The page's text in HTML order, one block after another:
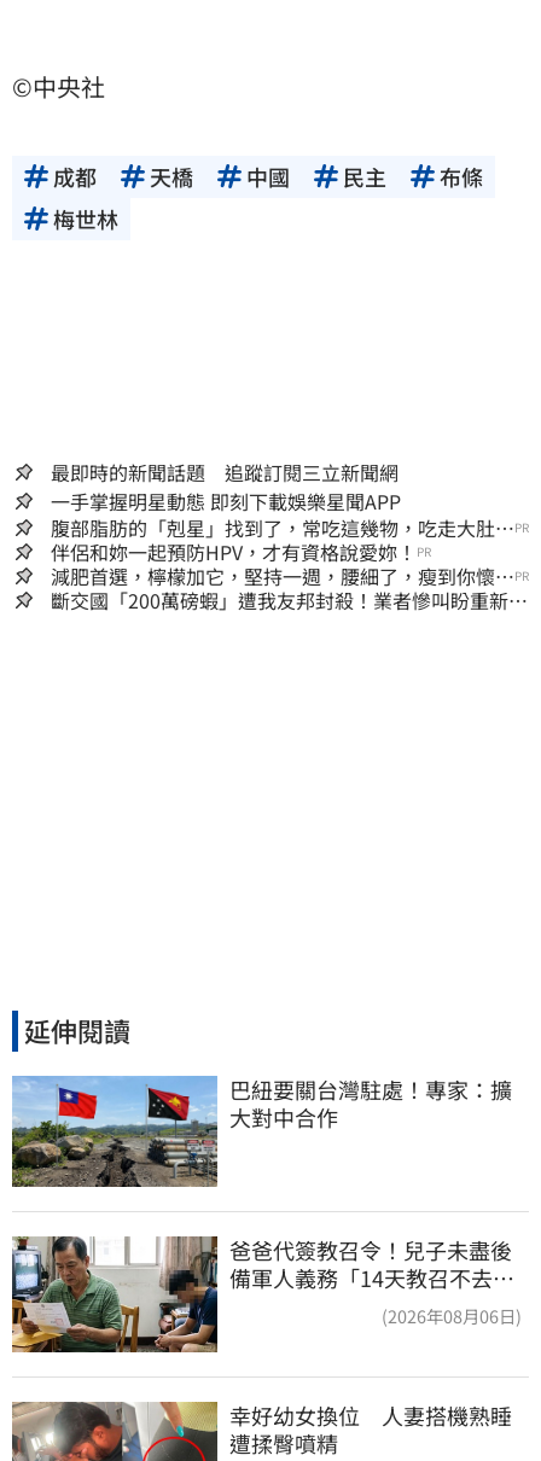
©中央社
成都 天橋 中國 民主
布條
梅世林
最即時的新聞話題 追蹤訂閱三立新聞網
一手掌握明星動態 即刻下載娛樂星聞APP
腹部脂肪的「剋星」找到了，常吃這幾物，吃走大肚
囊，瘦出小蠻腰
PR
伴侶和妳一起預防HPV，才有資格說愛妳！ PR
減肥首選，檸檬加它，堅持一週，腰細了，瘦到你懷疑
人生
PR
斷交國「200萬磅蝦」遭我友邦封殺！業者慘叫盼重新開
延伸閱讀
巴紐要關台灣駐處！專家：擴
大對中合作
爸爸代簽教召令！兒子未盡後
備軍人義務「14天教召不去」
(2026年08月06日)
幸好幼女換位　人妻搭機熟睡
遭揉臀噴精